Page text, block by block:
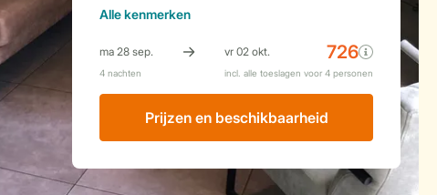
Allekenmerken
Prijzen en beschikbaarheid